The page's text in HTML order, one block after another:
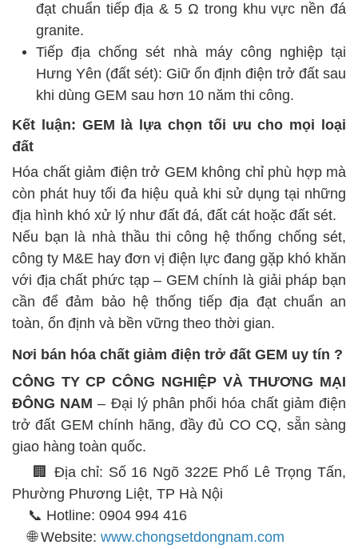
đạt chuẩn tiếp địa & 5 Ω trong khu vực nền đá
granite.
Tiếp địa chống sét nhà máy công nghiệp tại
Hưng Yên (đất sét): Giữ ổn định điện trở đất sau
khi dùng GEM sau hơn 10 năm thi công.
Kết luận: GEM là lựa chọn tối ưu cho mọi loại
đất
Hóa chất giảm điện trở GEM không chỉ phù hợp mà
còn phát huy tối đa hiệu quả khi sử dụng tại những
địa hình khó xử lý như đất đá, đất cát hoặc đất sét.
Nếu bạn là nhà thầu thi công hệ thống chống sét,
công ty M&E hay đơn vị điện lực đang gặp khó khăn
với địa chất phức tạp – GEM chính là giải pháp bạn
cần để đảm bảo hệ thống tiếp địa đạt chuẩn an
toàn, ổn định và bền vững theo thời gian.
Nơi bán hóa chất giảm điện trở đất GEM uy tín ?
CÔNG TY CP CÔNG NGHIỆP VÀ THƯƠNG MẠI
ĐÔNG NAM – Đại lý phân phối hóa chất giảm điện
trở đất GEM chính hãng, đầy đủ CO CQ, sẵn sàng
giao hàng toàn quốc.
🏢 Địa chỉ: Số 16 Ngõ 322E Phố Lê Trọng Tấn,
Phường Phương Liệt, TP Hà Nội
📞 Hotline: 0904 994 416
🌐 Website: www.chongsetdongnam.com